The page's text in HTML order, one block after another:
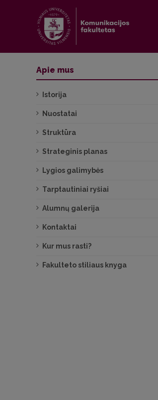
Apie mus
Istorija
Nuostatai
Struktūra
Strateginis planas
Lygios galimybės
Tarptautiniai ryšiai
Alumnų galerija
Kontaktai
Kur mus rasti?
Fakulteto stiliaus knyga